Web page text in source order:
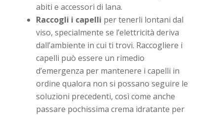
abiti e accessori di lana.
Raccogli i capelli per tenerli lontani dal
viso, specialmente se l’elettricità deriva
dall’ambiente in cui ti trovi. Raccogliere i
capelli può essere un rimedio
d’emergenza per mantenere i capelli in
ordine qualora non si possano seguire le
soluzioni precedenti, così come anche
passare pochissima crema idratante per